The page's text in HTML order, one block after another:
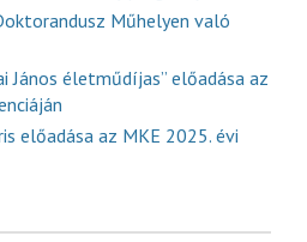
Műhelyen való
János életműdíjas” előadása az
előadása az MKE 2025. évi